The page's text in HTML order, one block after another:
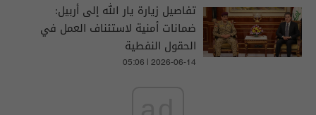
تفاصيل زيارة يار الله إلى أربيل:
ضمانات أمنية لاستئناف العمل في
الحقول النفطية
05:06 | 2026-06-14